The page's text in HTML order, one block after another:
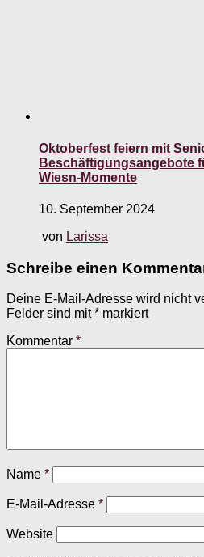
Oktoberfest feiern mit
Beschäftigungsangebote
Wiesn-Momente
10. September 2024
von Larissa
Schreibe einen
Deine E-Mail-Adresse wird nicht
Felder sind mit* markiert
Kommentar *
Name *
E-Mail-Adresse *
Website